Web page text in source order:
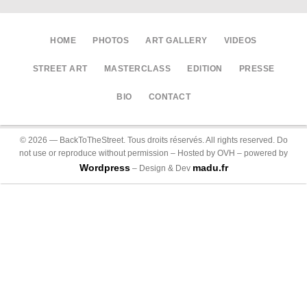
HOME PHOTOS ART GALLERY VIDEOS
STREET ART MASTERCLASS EDITION PRESSE
BIO CONTACT
© 2026 — BackToTheStreet. Tous droits réservés. All rights reserved. Do
not use or reproduce without permission – Hosted by OVH – powered by
Wordpress– Design & Dev madu.fr